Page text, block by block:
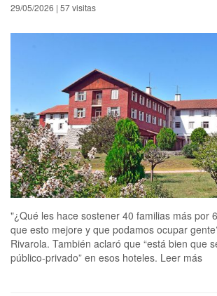
29/05/2026 | 57 visitas
"¿Qué les hace sostener 40 familias más por
que esto mejore y que podamos ocupar
Rivarola. También aclaró que “está bien que
público-privado” en esos hoteles. Leer más